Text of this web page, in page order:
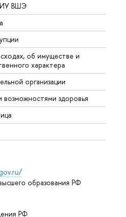
ВШЭ
об имуществе и
характера
организации
здоровья
образования РФ
РФ